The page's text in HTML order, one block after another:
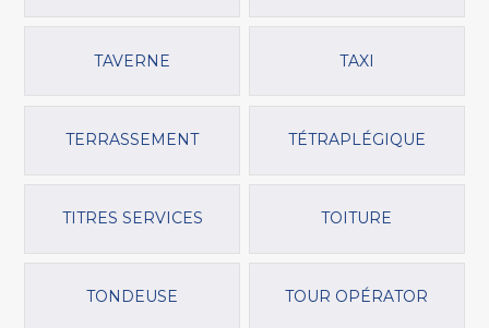
TAVERNE TAXI
TERRASSEMENT TÉTRAPLÉGIQUE
TITRES SERVICES TOITURE
TONDEUSE TOUR OPÉRATOR